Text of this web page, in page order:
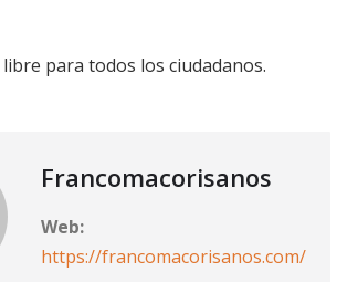
para todos los ciudadanos.
Francomacorisanos
Web:
https://francomacorisanos.com/